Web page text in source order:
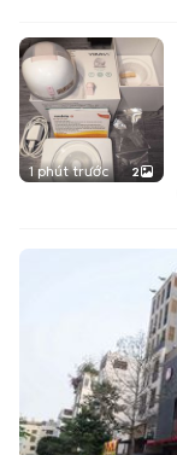
1 phút trước 2